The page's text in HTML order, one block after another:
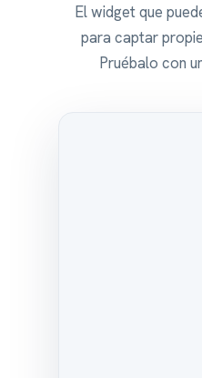
El widget que
para captar
Pruébalo con